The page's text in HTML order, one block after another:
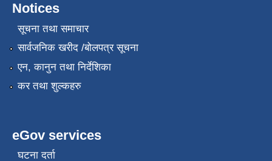
Notices
सूचना तथा समाचार
सार्वजनिक खरीद /बोलपत्र सूचना
एन, कानुन तथा निर्देशिका
कर तथा शुल्कहरु
eGov services
घटना दर्ता